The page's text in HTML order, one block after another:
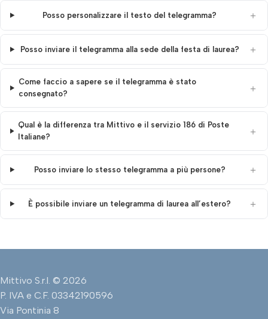
Posso personalizzare il testo del telegramma?
Posso inviare il telegramma alla sede della festa di laurea?
Come faccio a sapere se il telegramma è stato
consegnato?
Qual è la differenza tra Mittivo e il servizio 186 di Poste
Italiane?
Posso inviare lo stesso telegramma a più persone?
È possibile inviare un telegramma di laurea all’estero?
Mittivo S.r.l. © 2026
P. IVA e C.F. 03342190596
Via Pontinia 8